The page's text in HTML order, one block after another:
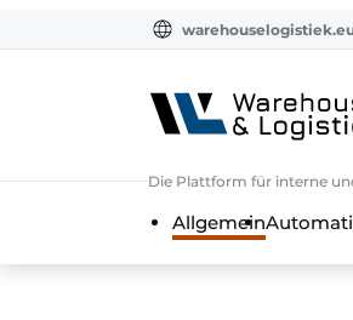
Die Plattform für interne
Allgemein